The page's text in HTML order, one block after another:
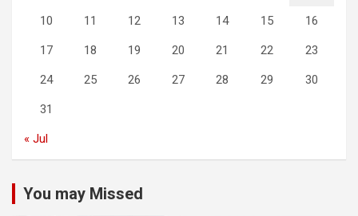
10 11 12 13 14 15 16
17 18 19 20 21 22 23
24 25 26 27 28 29 30
31
« Jul
You may Missed